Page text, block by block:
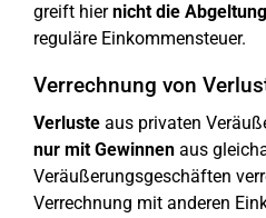
greift hiernicht die
reguläre Einkommensteuer.
Verrechnung von
Verluste aus privaten
nur mit Gewinnen aus
Veräußerungsgeschäften
Verrechnung mit anderen